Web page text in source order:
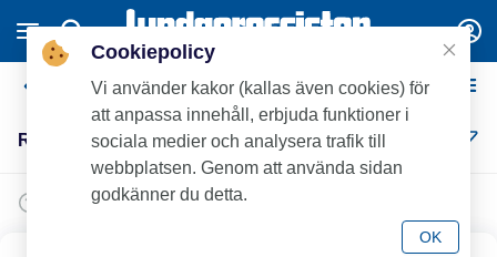
Reliningövergångar
Reliningövergångar (3)
Cookiepolicy
Vi använder kakor (kallas även cookies) för
att anpassa innehåll, erbjuda funktioner i
sociala medier och analysera trafik till
webbplatsen. Genom att använda sidan
godkänner du detta.
OK